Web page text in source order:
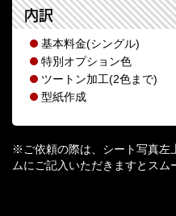
内訳
基本料金(シングル)
特別オプション色
ツートン加工(2色まで)
型紙作成
※ご依頼の際は、シート写真左
ムにご記入いただきますとスム